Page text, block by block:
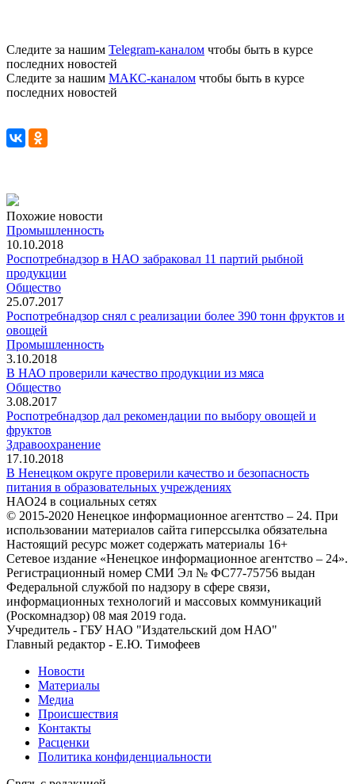
Следите за нашим Telegram-каналом чтобы быть в курсе
последних новостей
Следите за нашим МАКС-каналом чтобы быть в курсе
последних новостей
Похожие новости
Промышленность
10.10.2018
Роспотребнадзор в НАО забраковал 11 партий рыбной
продукции
Общество
25.07.2017
Роспотребнадзор снял с реализации более 390 тонн фруктов и
овощей
Промышленность
3.10.2018
В НАО проверили качество продукции из мяса
Общество
3.08.2017
Роспотребнадзор дал рекомендации по выбору овощей и
фруктов
Здравоохранение
17.10.2018
В Ненецком округе проверили качество и безопасность
питания в образовательных учреждениях
НАО24 в социальных сетях
© 2015-2020 Ненецкое информационное агентство – 24. При
использовании материалов сайта гиперссылка обязательна
Настоящий ресурс может содержать материалы 16+
Сетевое издание «Ненецкое информационное агентство – 24».
Регистрационный номер СМИ Эл № ФС77-75756 выдан
Федеральной службой по надзору в сфере связи,
информационных технологий и массовых коммуникаций
(Роскомнадзор) 08 мая 2019 года.
Учредитель - ГБУ НАО "Издательский дом НАО"
Главный редактор - Е.Ю. Тимофеев
Новости
Материалы
Медиа
Происшествия
Контакты
Расценки
Политика конфиденциальности